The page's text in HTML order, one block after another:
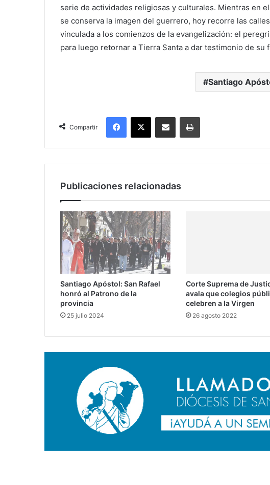
serie de actividades religiosas y culturales. Mientras en
se conserva la imagen del guerrero, hoy recorre las
vinculada a los comienzos de la evangelización: el
para luego retornar a Tierra Santa a dar testimonio de su
Santiago
Compartir
Publicaciones relacionadas
Santiago Apóstol: San Rafael
honró al Patrono de la
provincia
25 julio 2024
Corte Suprema de
avala que colegios
celebren a la Virgen
26 agosto 2022